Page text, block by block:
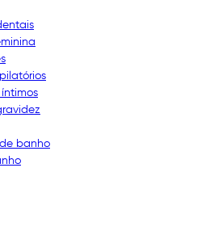
banho